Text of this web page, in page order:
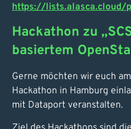
https://lists.alasca.cloud/
Hackathon zu
basiertem
Gerne möchten wir euch
Hackathon in Hamburg
mit Dataport veranstalten.